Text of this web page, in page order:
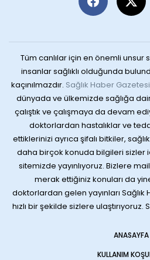
Tüm canlılar için en önemli unsur
insanlar sağlıklı olduğunda
kaçınılmazdır. Sağlık Haber Gazetesi
dünyada ve ülkemizde sağlığa
çalıştık ve çalışmaya da devam
doktorlardan hastalıklar ve
ettiklerinizi ayrıca şifalı bitkiler,
daha birçok konuda bilgileri sizler
sitemizde yayınlıyoruz. Bizlere
merak ettiğiniz konuları da
doktorlardan gelen yayınları
hızlı bir şekilde sizlere ulaştırıyoruz.
ANASAYFA
KULLANIM